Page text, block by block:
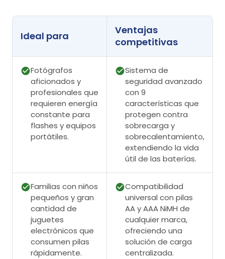
Ideal para
Ventajas
competitivas
Fotógrafos
aficionados y
profesionales que
requieren energía
constante para
flashes y equipos
portátiles.
Sistema de
seguridad avanzado
con 9
características que
protegen contra
sobrecarga y
sobrecalentamiento,
extendiendo la vida
útil de las baterías.
Familias con niños
pequeños y gran
cantidad de
juguetes
electrónicos que
consumen pilas
rápidamente.
Compatibilidad
universal con pilas
AA y AAA NiMH de
cualquier marca,
ofreciendo una
solución de carga
centralizada.